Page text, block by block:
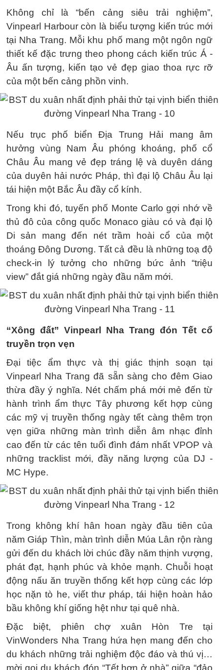
Không chỉ là “bến cảng siêu trải nghiệm”,
Vinpearl Harbour còn là biểu tượng kiến trúc mới
tại Nha Trang. Mỗi khu phố mang một ngôn ngữ
thiết kế đặc trưng theo phong cách kiến trúc Á -
Âu ấn tượng, kiến tạo vẻ đẹp giao thoa rực rỡ
của một bến cảng phồn vinh.
Nếu trục phố biển Địa Trung Hải mang âm
hưởng vùng Nam Âu phóng khoáng, phố cổ
Châu Âu mang vẻ đẹp tráng lệ và duyên dáng
của duyên hải nước Pháp, thì đại lộ Châu Âu lại
tái hiện một Bắc Âu đầy cổ kính.
Trong khi đó, tuyến phố Monte Carlo gợi nhớ về
thủ đô của công quốc Monaco giàu có và đại lộ
Di sản mang đến nét trầm hoài cổ của một
thoáng Đông Dương. Tất cả đều là những toạ độ
check-in lý tưởng cho những bức ảnh “triệu
view” đắt giá những ngày đầu năm mới.
“Xông đất” Vinpearl Nha Trang đón Tết cổ
truyền trọn vẹn
Đại tiệc ẩm thực và thị giác thịnh soạn tại
Vinpearl Nha Trang đã sẵn sàng cho đêm Giao
thừa đầy ý nghĩa. Nét chấm phá mới mẻ đến từ
hành trình ẩm thực Tây phương kết hợp cùng
các mỹ vị truyền thống ngày tết càng thêm trọn
vẹn giữa những màn trình diễn âm nhạc đỉnh
cao đến từ các tên tuổi đình đám nhất VPOP và
những tracklist mới, đầy năng lượng của DJ -
MC Hype.
Trong không khí hân hoan ngày đầu tiên của
năm Giáp Thìn, màn trình diễn Múa Lân rộn ràng
gửi đến du khách lời chúc đầy năm thịnh vượng,
phát đạt, hạnh phúc và khỏe mạnh. Chuỗi hoạt
động nấu ăn truyền thống kết hợp cùng các lớp
học nặn tò he, viết thư pháp, tái hiện hoàn hảo
bầu không khí giống hệt như tại quê nhà.
Đặc biệt, phiên chợ xuân Hòn Tre tại
VinWonders Nha Trang hứa hẹn mang đến cho
du khách những trải nghiệm độc đáo và thú vị…
mời gọi du khách đón “Tết hơn ở nhà” giữa “đảo